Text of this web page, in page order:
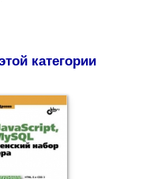
категории